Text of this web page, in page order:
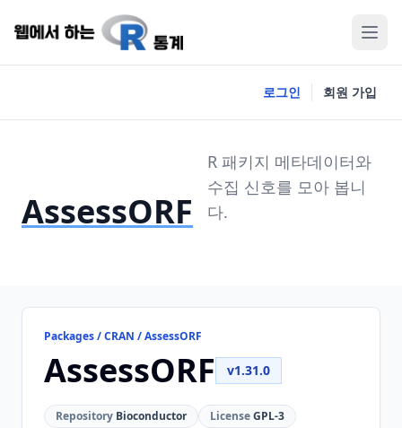
로그인 회원 가입
AssessORF
R 패키지 메타데이터와
수집 신호를 모아 봅니
다.
Packages / CRAN / AssessORF
AssessORF v1.31.0
Repository Bioconductor LicenseGPL-3